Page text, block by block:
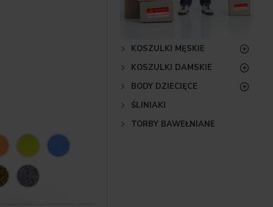
KOSZULKI MĘSKIE
KOSZULKI DAMSKIE
BODY DZIECIĘCE
ŚLINIAKI
TORBY BAWEŁNIANE